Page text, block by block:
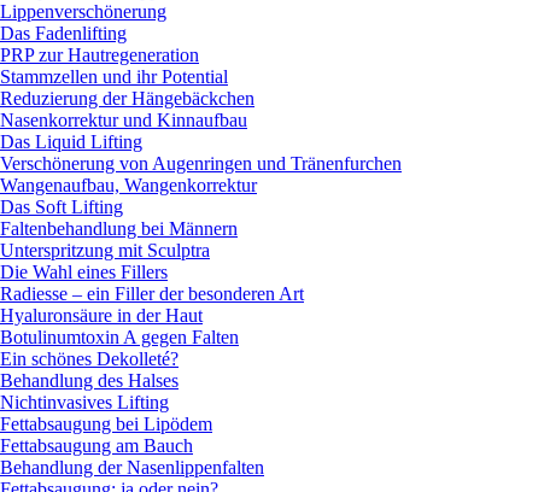
Lippenverschönerung
Das Fadenlifting
PRP zur Hautregeneration
Stammzellen und ihr Potential
Reduzierung der Hängebäckchen
Nasenkorrektur und Kinnaufbau
Das Liquid Lifting
Verschönerung von Augenringen und Tränenfurchen
Wangenaufbau, Wangenkorrektur
Das Soft Lifting
Faltenbehandlung bei Männern
Unterspritzung mit Sculptra
Die Wahl eines Fillers
Radiesse – ein Filler der besonderen Art
Hyaluronsäure in der Haut
Botulinumtoxin A gegen Falten
Ein schönes Dekolleté?
Behandlung des Halses
Nichtinvasives Lifting
Fettabsaugung bei Lipödem
Fettabsaugung am Bauch
Behandlung der Nasenlippenfalten